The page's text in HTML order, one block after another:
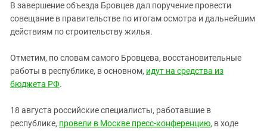
В завершение объезда Бровцев дал поручение провести
совещание в правительстве по итогам осмотра и дальнейшим
действиям по строительству жилья.
Отметим, по словам самого Бровцева, восстановительные
работы в республике, в основном, идут на средства из
бюджета РФ.
18 августа российские специалисты, работавшие в
республике, провели в Москве пресс-конференцию, в ходе